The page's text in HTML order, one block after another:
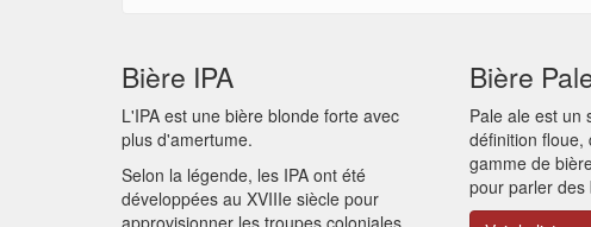
Bière IPA
L'IPA est une bière blonde forte avec
plus d'amertume.
Selon la légende, les IPA ont été
développées au XVIIIe siècle pour
approvisionner les troupes coloniales
Bière
Pale ale est un
définition
gamme de
pour parler des